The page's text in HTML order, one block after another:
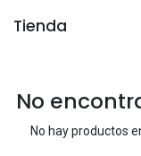
Tienda
No
No hay productos